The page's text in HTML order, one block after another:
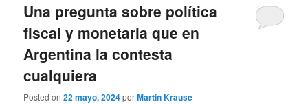
Una pregunta sobre política
fiscal y monetaria que en
Argentina la contesta
cualquiera
Posted on22 mayo, 2024porMartin Krause